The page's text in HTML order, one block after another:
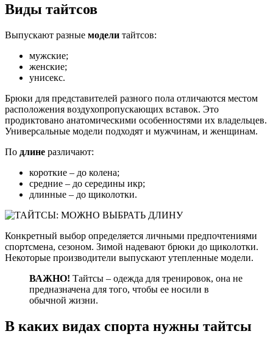
Виды тайтсов
Выпускают разные модели тайтсов:
мужские;
женские;
унисекс.
Брюки для представителей разного пола отличаются местом
расположения воздухопропускающих вставок. Это
продиктовано анатомическими особенностями их владельцев.
Универсальные модели подходят и мужчинам, и женщинам.
По длине различают:
короткие – до колена;
средние – до середины икр;
длинные – до щиколотки.
Конкретный выбор определяется личными предпочтениями
спортсмена, сезоном. Зимой надевают брюки до щиколотки.
Некоторые производители выпускают утепленные модели.
ВАЖНО! Тайтсы – одежда для тренировок, она не
предназначена для того, чтобы ее носили в
обычной жизни.
В каких видах спорта нужны тайтсы